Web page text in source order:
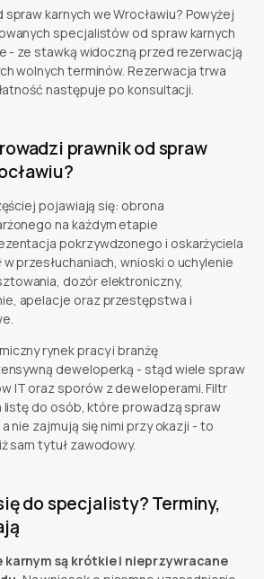
karnych we Wrocławiu? Powyżej
specjalistów od spraw karnych
- ze stawką widoczną przed rezerwacją
wolnych terminów. Rezerwacja trwa
następuje po konsultacji.
prawnik od spraw
pojawiają się: obrona
na każdym etapie
pokrzywdzonego i oskarżyciela
przesłuchaniach, wnioski o uchylenie
dozór elektroniczny,
apelacje oraz przestępstwa i
rynek pracy i branżę
deweloperką - stąd wiele spraw
IT oraz sporów z deweloperami. Filtr
listę do osób, które prowadzą spraw
nie zajmują się nimi przy okazji - to
sam tytuł zawodowy.
do specjalisty? Terminy,
karnym są krótkie i nieprzywracane